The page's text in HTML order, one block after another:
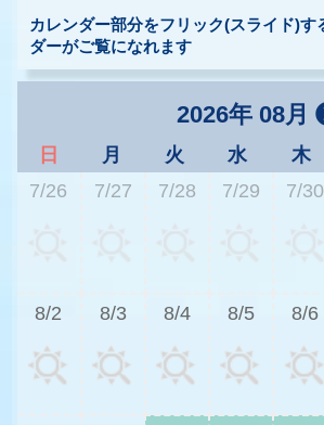
カレンダー部分をフリック(スライド)す
ダーがご覧になれます
2026年 08月
日 月 火 水 木
7/26
7/27 7/28 7/29 7/30
8/2 8/3 8/4 8/5 8/6